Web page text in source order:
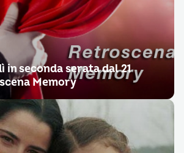
seconda serata dal 21
Memory